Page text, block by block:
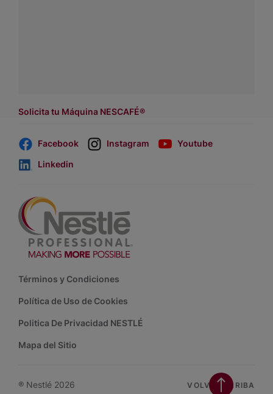
Solicita tu Máquina NESCAFÉ®
Facebook Instagram
Youtube
Linkedin
Footer
Términos y Condiciones
Política de Uso de Cookies
Politica De Privacidad NESTLÉ
Mapa del Sitio
® Nestlé 2026 VOLVER ARRIBA